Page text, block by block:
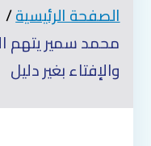
الصفحة الرئيسية
محمد سمير يتهم
والإفتاء بغير دليل